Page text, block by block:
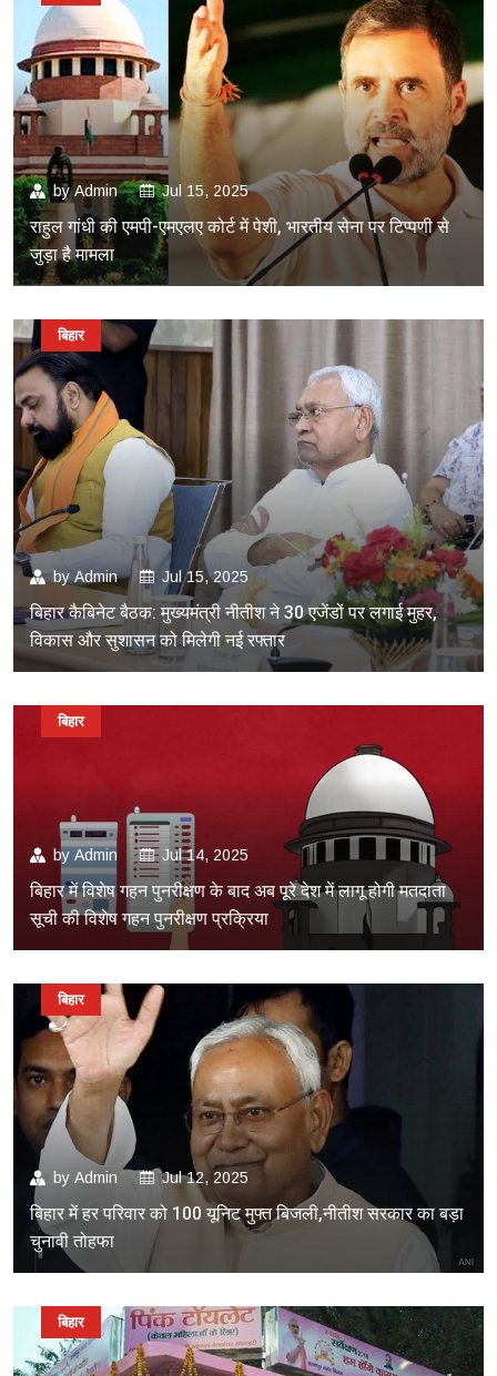
byAdmin Jul 15, 2025
राहुल गांधी की एमपी-एमएलए कोर्ट में पेशी, भारतीय सेना पर टिप्पणी से
जुड़ा है मामला
by Admin Jul 15, 2025
बिहार कैबिनेट बैठक: मुख्यमंत्री नीतीश ने 30 एजेंडों पर लगाई मुहर,
विकास और सुशासन को मिलेगी नई रफ्तार
बिहार
by Admin Jul 14, 2025
बिहार में विशेष गहन पुनरीक्षण के बाद अब पूरे देश में लागू होगी मतदाता
सूची की विशेष गहन पुनरीक्षण प्रक्रिया
बिहार
by Admin Jul 12, 2025
बिहार में हर परिवार को 100 यूनिट मुफ्त बिजली,नीतीश सरकार का बड़ा
चुनावी तोहफा
बिहार
बिहार